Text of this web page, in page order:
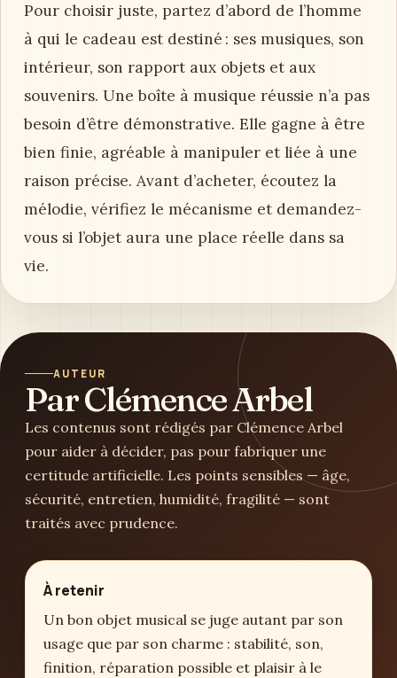
Pour choisir juste, partez d’abord de l’homme
à qui le cadeau est destiné : ses musiques, son
intérieur, son rapport aux objets et aux
souvenirs. Une boîte à musique réussie n’a pas
besoin d’être démonstrative. Elle gagne à être
bien finie, agréable à manipuler et liée à une
raison précise. Avant d’acheter, écoutez la
mélodie, vérifiez le mécanisme et demandez-
vous si l’objet aura une place réelle dans sa
vie.
AUTEUR
Par Clémence Arbel
Les contenus sont rédigés par Clémence Arbel
pour aider à décider, pas pour fabriquer une
certitude artificielle. Les points sensibles — âge,
sécurité, entretien, humidité, fragilité — sont
traités avec prudence.
À retenir
Un bon objet musical se juge autant par son
usage que par son charme : stabilité, son,
finition, réparation possible et plaisir à le